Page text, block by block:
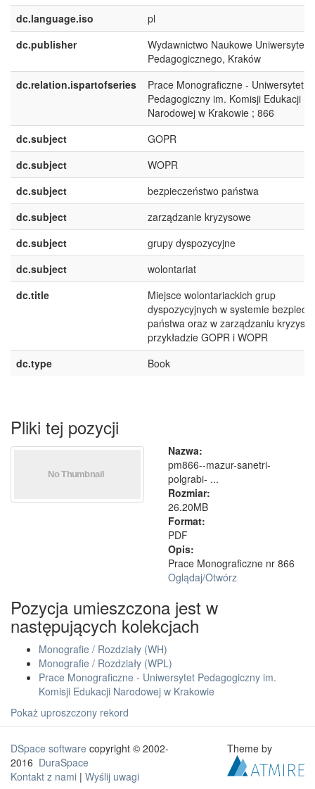
dc.language.iso
pl
dc.publisher
Wydawnictwo Naukowe Uniwersytetu
Pedagogicznego, Kraków
dc.relation.ispartofseries
Prace Monograficzne - Uniwersytet
Pedagogiczny im. Komisji Edukacji
Narodowej w Krakowie ; 866
dc.subject
GOPR
dc.subject
WOPR
dc.subject
bezpieczeństwo państwa
dc.subject
zarządzanie kryzysowe
dc.subject
grupy dyspozycyjne
dc.subject
wolontariat
dc.title
Miejsce wolontariackich grup
dyspozycyjnych w systemie
państwa oraz w zarządzaniu
przykładzie GOPR i WOPR
dc.type
Book
Pliki tej pozycji
Nazwa:
pm866--mazur-sanetri-
polgrabi- ...
Rozmiar:
26.20MB
Format:
PDF
Opis:
Prace Monograficzne nr 866
Oglądaj/Otwórz
Pozycja umieszczona jest w
następujących kolekcjach
Monografie / Rozdziały (WH)
Monografie / Rozdziały (WPL)
Prace Monograficzne - Uniwersytet Pedagogiczny im.
Komisji Edukacji Narodowej w Krakowie
Pokaż uproszczony rekord
DSpace software copyright © 2002-
2016 DuraSpace
Kontakt z nami | Wyślij uwagi
Theme by